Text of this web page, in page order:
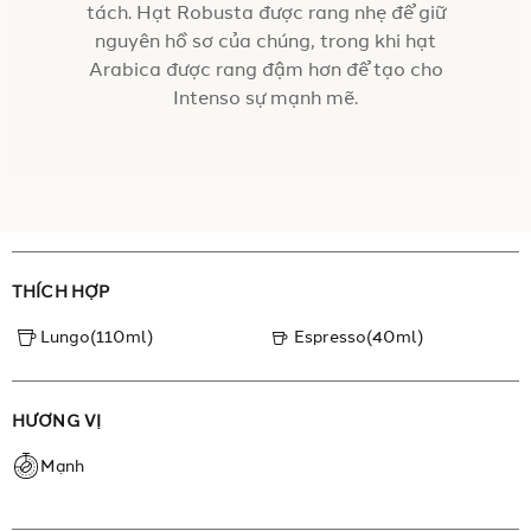
tách. Hạt Robusta được rang nhẹ để giữ
nguyên hồ sơ của chúng, trong khi hạt
Arabica được rang đậm hơn để tạo cho
Intenso sự mạnh mẽ.
THÍCH HỢP
Lungo(110ml) Espresso(40ml)
HƯƠNG VỊ
Mạnh